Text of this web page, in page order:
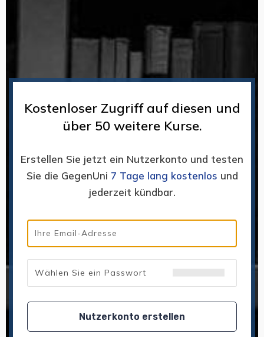
Kostenloser Zugriff auf diesen und
über 50 weitere Kurse.
Erstellen Sie jetzt ein Nutzerkonto und testen
Sie die GegenUni 7 Tage lang kostenlos und
jederzeit kündbar.
Nutzerkonto erstellen